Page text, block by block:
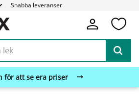
Snabba leveranser
för att se era priser